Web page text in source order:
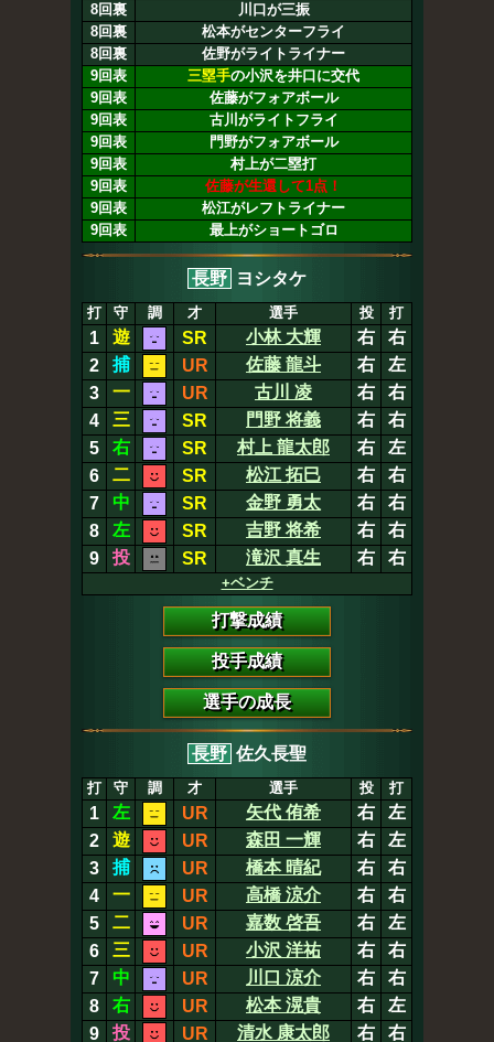
8回裏
川口が三振
8回裏
松本がセンターフライ
8回裏
佐野がライトライナー
9回表
三塁手の小沢を井口に交代
9回表
佐藤がフォアボール
9回表
古川がライトフライ
9回表
門野がフォアボール
9回表
村上が二塁打
9回表
佐藤が生還して1点！
9回表
松江がレフトライナー
9回表
最上がショートゴロ
長野 ヨシタケ
打 守 調 才 選手 投 打
1 遊 SR 小林 大輝 右
右
2
捕 UR 佐藤 龍斗 右
左
3
一 UR 古川 凌 右
右
4
三 SR 門野 将義 右
右
5
右 SR 村上 龍太郎 右
左
6
二 SR 松江 拓巳 右
右
7
中 SR 金野 勇太 右
右
8
左 SR 吉野 将希 右
右
9
投 SR 滝沢 真生 右 右
+ベンチ
打撃成績
投手成績
選手の成長
長野 佐久長聖
打 守 調 才 選手 投 打
1 左 UR 矢代 侑希 右
左
2
遊 UR 森田 一輝 右
左
3
捕 UR 橋本 晴紀 右
右
4
一 UR 高橋 涼介 右
右
5
二 UR 嘉数 啓吾 右
左
6
三 UR 小沢 洋祐 右
右
7
中 UR 川口 涼介 右
右
8
右 UR 松本 滉貴 右
左
9
投 UR 清水 康太郎 右 右